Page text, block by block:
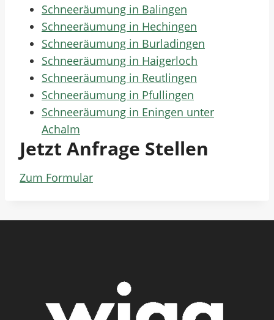
Schneeräumung in Balingen
Schneeräumung in Hechingen
Schneeräumung in Burladingen
Schneeräumung in Haigerloch
Schneeräumung in Reutlingen
Schneeräumung in Pfullingen
Schneeräumung in Eningen unter
Achalm
Jetzt Anfrage Stellen
Zum Formular